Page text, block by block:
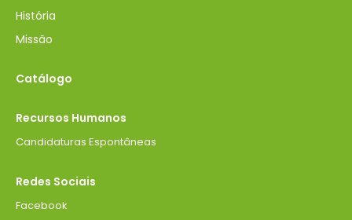
História
Missão
Catálogo
Recursos Humanos
Candidaturas Espontâneas
Redes Sociais
Facebook